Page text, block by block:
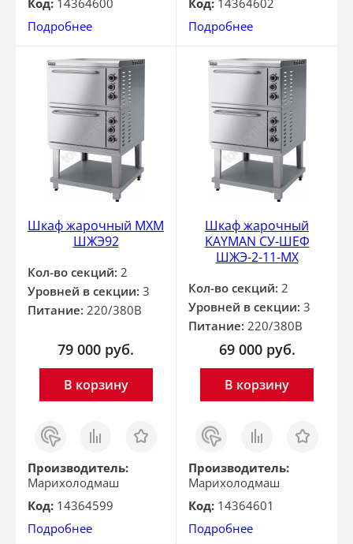
Код: 14364600
Подробнее
Код: 14364602
Подробнее
Шкаф жарочный МХМ
ШЖЭ92
Кол-во секций: 2
Уровней в секции: 3
Питание: 220/380В
79 000 руб.
В корзину
Заказ
в 1
клик
Сравнить Отложить
Производитель:
Марихолодмаш
Код: 14364599
Подробнее
Шкаф жарочный
KAYMAN СУ-ШЕФ
ШЖЭ-2-11-МХ
Кол-во секций: 2
Уровней в секции: 3
Питание: 220/380В
69 000 руб.
В корзину
Заказ
в 1
клик
Сравнить Отложить
Производитель:
Марихолодмаш
Код: 14364601
Подробнее